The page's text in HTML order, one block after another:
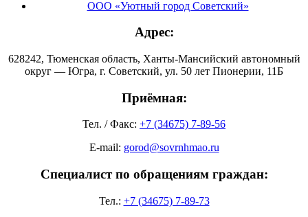
ООО «Уютный город Советский»
Адрес:
628242, Тюменская область, Ханты-Мансийский автономный
округ — Югра, г. Советский, ул. 50 лет Пионерии, 11Б
Приёмная:
Тел. / Факс: +7 (34675) 7-89-56
E-mail: gorod@sovrnhmao.ru
Специалист по обращениям граждан:
Тел.: +7 (34675) 7-89-73